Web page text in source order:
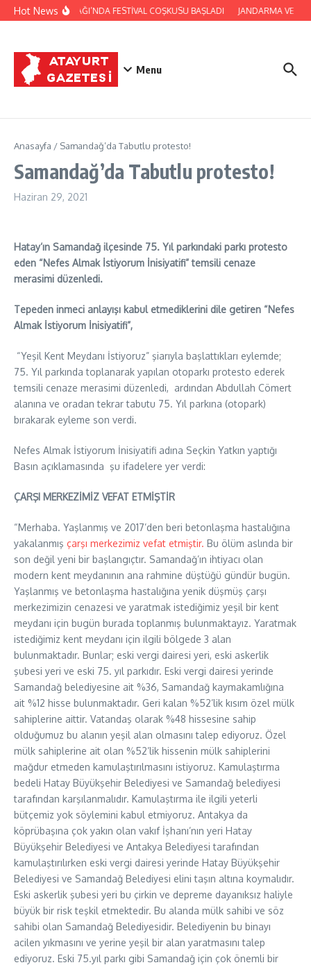
İçeriğe atla
Hot NewsYAYLADAĞI’NDA FESTİVAL COŞKUSU BAŞLADI JANDARMA VE
Menu
Anasayfa / Samandağ’da Tabutlu protesto!
Samandağ’da Tabutlu protesto!
Haziran 29, 2021
Hatay’ın Samandağ ilçesinde 75. Yıl parkındaki parkı protesto
eden “Nefes Almak İstiyorum İnisiyatifi” temsili cenaze
merasimi düzenledi.
Tepeden inmeci anlayışı kabul etmediklerini dile getiren “Nefes
Almak İstiyorum İnisiyatifi”,
“Yeşil Kent Meydanı İstiyoruz” şiarıyla başlattıkları eylemde;
75. Yıl parkında toplanarak yapılan otoparkı protesto ederek
temsili cenaze merasimi düzenledi, ardından Abdullah Cömert
alanına ve oradan tekrar tabutu 75. Yıl parkına (otopark)
bırakarak eyleme son verdi.
Nefes Almak İstiyorum İnisiyatifi adına Seçkin Yatkın yaptığı
Basın açıklamasında şu ifadelere yer verdi:
ÇARŞI MERKEZİMİZ VEFAT ETMİŞTİR
“Merhaba. Yaşlanmış ve 2017’den beri betonlaşma hastalığına
yakalanmış çarşı merkezimiz vefat etmiştir. Bu ölüm aslında bir
son değil yeni bir başlangıçtır. Samandağ’ın ihtiyacı olan
modern kent meydanının ana rahmine düştüğü gündür bugün.
Yaşlanmış ve betonlaşma hastalığına yenik düşmüş çarşı
merkezimizin cenazesi ve yaratmak istediğimiz yeşil bir kent
meydanı için bugün burada toplanmış bulunmaktayız. Yaratmak
istediğimiz kent meydanı için ilgili bölgede 3 alan
bulunmaktadır. Bunlar; eski vergi dairesi yeri, eski askerlik
şubesi yeri ve eski 75. yıl parkıdır. Eski vergi dairesi yerinde
Samandağ belediyesine ait %36, Samandağ kaymakamlığına
ait %12 hisse bulunmaktadır. Geri kalan %52’lik kısım özel mülk
sahiplerine aittir. Vatandaş olarak %48 hissesine sahip
olduğumuz bu alanın yeşil alan olmasını talep ediyoruz. Özel
mülk sahiplerine ait olan %52’lik hissenin mülk sahiplerini
mağdur etmeden kamulaştırılmasını istiyoruz. Kamulaştırma
bedeli Hatay Büyükşehir Belediyesi ve Samandağ belediyesi
tarafından karşılanmalıdır. Kamulaştırma ile ilgili yeterli
bütçemiz yok söylemini kabul etmiyoruz. Antakya da
köprübaşına çok yakın olan vakıf İşhanı’nın yeri Hatay
Büyükşehir Belediyesi ve Antakya Belediyesi tarafından
kamulaştırılırken eski vergi dairesi yerinde Hatay Büyükşehir
Belediyesi ve Samandağ Belediyesi elini taşın altına koymalıdır.
Eski askerlik şubesi yeri bu çirkin ve depreme dayanıksız haliyle
büyük bir risk teşkil etmektedir. Bu alanda mülk sahibi ve söz
sahibi olan Samandağ Belediyesidir. Belediyenin bu binayı
acilen yıkmasını ve yerine yeşil bir alan yaratmasını talep
ediyoruz. Eski 75.yıl parkı gibi Samandağ için çok önemli bir